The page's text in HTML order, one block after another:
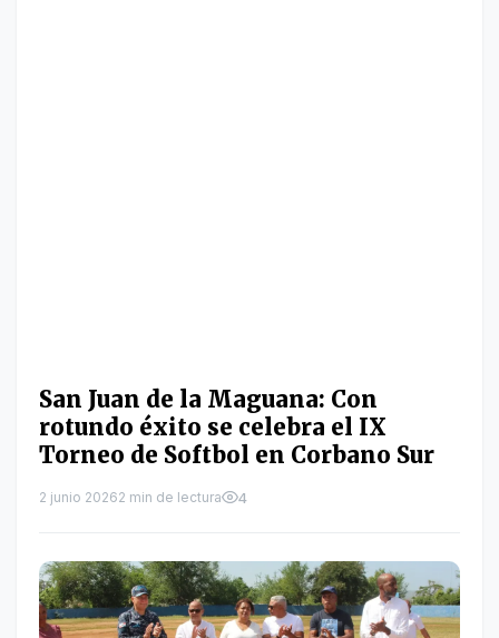
San Juan de la Maguana: Con
rotundo éxito se celebra el IX
Torneo de Softbol en Corbano Sur
2 junio 20262 min de lectura 4